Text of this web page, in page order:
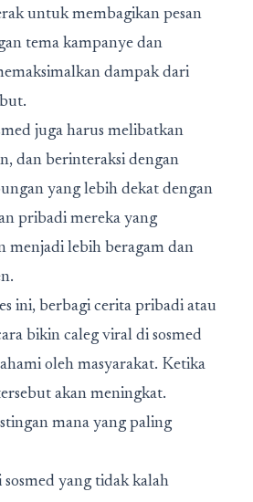
untuk membagikan pesan
tema kampanye dan
dampak dari
juga harus melibatkan
dan berinteraksi dengan
yang lebih dekat dengan
pribadi mereka yang
menjadi lebih beragam dan
ini, berbagi cerita pribadi atau
bikin caleg viral di sosmed
oleh masyarakat. Ketika
akan meningkat.
mana yang paling
yang tidak kalah